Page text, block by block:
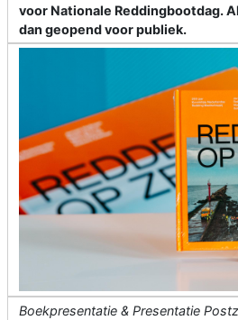
voor Nationale Reddingbootdag.
dan geopend voor publiek.
Boekpresentatie & Presentatie